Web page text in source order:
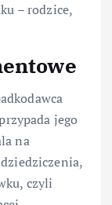
– rodzice,
jego
na
czyli